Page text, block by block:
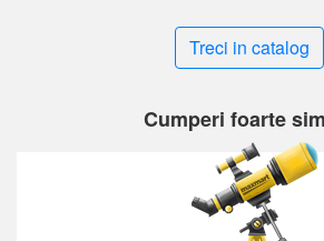
Treci in catalog
Cumperi foarte